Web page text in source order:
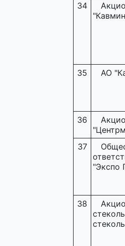
34
35 АО
36
37
"Экспо
38